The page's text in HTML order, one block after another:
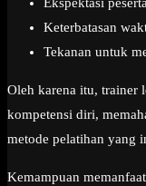
Keterbatasan
Tekanan untuk
Oleh karena itu, trainer
kompetensi diri,
metode pelatihan yang
Kemampuan